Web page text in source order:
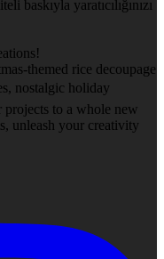
baskıyla yaratıcılığınızı
themed rice decoupage
nostalgic holiday
projects to a whole new
unleash your creativity